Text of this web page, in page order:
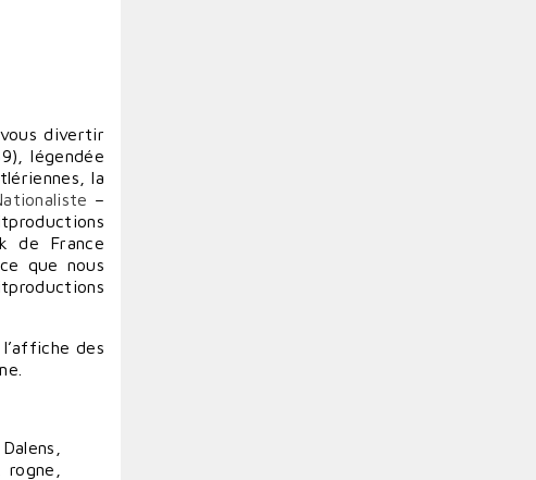
divertir
légendée
la
–
de France
que nous
des